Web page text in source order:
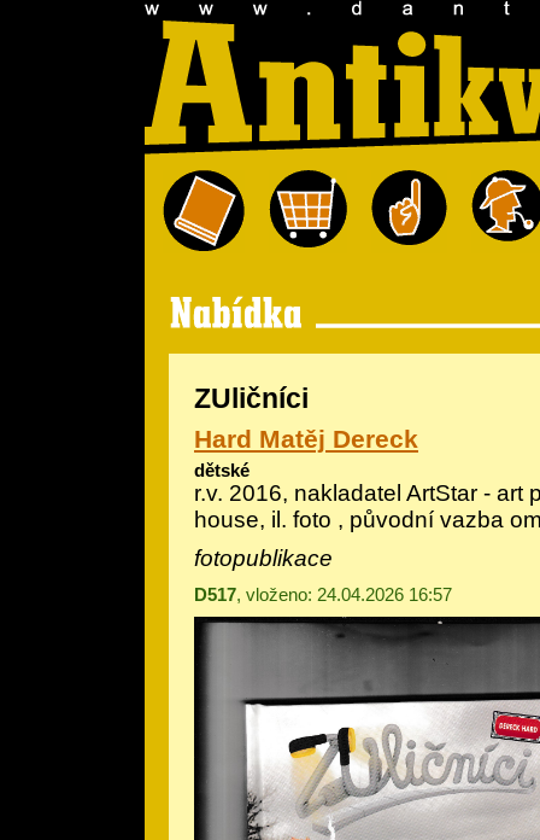
ZUličníci
Hard Matěj Dereck
dětské
r.v. 2016, nakladatel ArtStar - art
house, il. foto , původní vazba
fotopublikace
D517, vloženo: 24.04.2026 16:57